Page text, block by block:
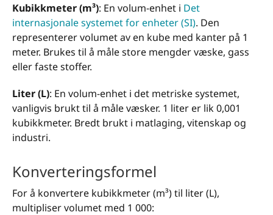
Kubikkmeter (m³): En volum-enhet i Det
internasjonale systemet for enheter (SI). Den
representerer volumet av en kube med kanter på 1
meter. Brukes til å måle store mengder væske, gass
eller faste stoffer.
Liter (L): En volum-enhet i det metriske systemet,
vanligvis brukt til å måle væsker. 1 liter er lik 0,001
kubikkmeter. Bredt brukt i matlaging, vitenskap og
industri.
Konverteringsformel
For å konvertere kubikkmeter (m³) til liter (L),
multipliser volumet med 1 000: